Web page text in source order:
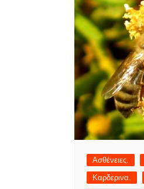
Ασθένειες.
Καρδερινα.